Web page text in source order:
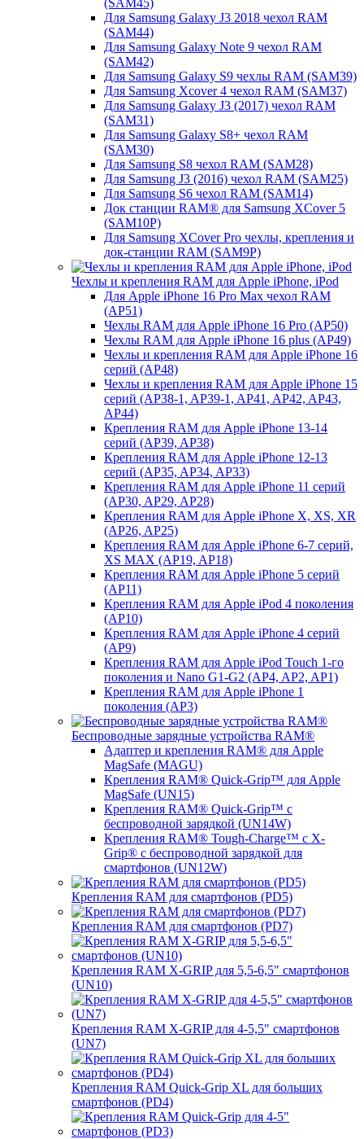
(SAM45)
Для Samsung Galaxy J3 2018 чехол RAM
(SAM44)
Для Samsung Galaxy Note 9 чехол RAM
(SAM42)
Для Samsung Galaxy S9 чехлы RAM (SAM39)
Для Samsung Xcover 4 чехол RAM (SAM37)
Для Samsung Galaxy J3 (2017) чехол RAM
(SAM31)
Для Samsung Galaxy S8+ чехол RAM
(SAM30)
Для Samsung S8 чехол RAM (SAM28)
Для Samsung J3 (2016) чехол RAM (SAM25)
Для Samsung S6 чехол RAM (SAM14)
Док станции RAM® для Samsung XCover 5
(SAM10P)
Для Samsung XCover Pro чехлы, крепления и
док-станции RAM (SAM9P)
Чехлы и крепления RAM для Apple iPhone, iPod
Для Apple iPhone 16 Pro Max чехол RAM
(AP51)
Чехлы RAM для Apple iPhone 16 Pro (AP50)
Чехлы RAM для Apple iPhone 16 plus (AP49)
Чехлы и крепления RAM для Apple iPhone 16
серий (AP48)
Чехлы и крепления RAM для Apple iPhone 15
серий (AP38-1, AP39-1, AP41, AP42, AP43,
AP44)
Крепления RAM для Apple iPhone 13-14
серий (AP39, AP38)
Крепления RAM для Apple iPhone 12-13
серий (AP35, AP34, AP33)
Крепления RAM для Apple iPhone 11 серий
(AP30, AP29, AP28)
Крепления RAM для Apple iPhone X, XS, XR
(AP26, AP25)
Крепления RAM для Apple iPhone 6-7 серий,
XS MAX (AP19, AP18)
Крепления RAM для Apple iPhone 5 серий
(AP11)
Крепления RAM для Apple iPod 4 поколения
(AP10)
Крепления RAM для Apple iPhone 4 серий
(AP9)
Крепления RAM для Apple iPod Touch 1-го
поколения и Nano G1-G2 (AP4, AP2, AP1)
Крепления RAM для Apple iPhone 1
поколения (AP3)
Беспроводные зарядные устройства RAM®
Адаптер и крепления RAM® для Apple
MagSafe (MAGU)
Крепления RAM® Quick-Grip™ для Apple
MagSafe (UN15)
Крепления RAM® Quick-Grip™ с
беспроводной зарядкой (UN14W)
Крепления RAM® Tough-Charge™ с X-
Grip® с беспроводной зарядкой для
смартфонов (UN12W)
Крепления RAM для смартфонов (PD5)
Крепления RAM для смартфонов (PD7)
Крепления RAM X-GRIP для 5,5-6,5" смартфонов
(UN10)
Крепления RAM X-GRIP для 4-5,5" смартфонов
(UN7)
Крепления RAM Quick-Grip XL для больших
смартфонов (PD4)